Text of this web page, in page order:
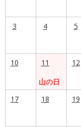
3 4 5
10
11
山の日
12
17
18 19